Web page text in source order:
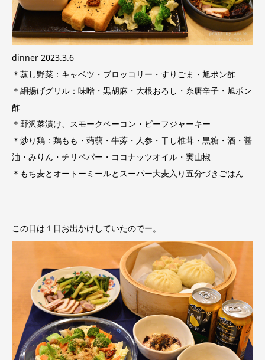
dinner 2023.3.6
＊蒸し野菜：キャベツ・ブロッコリー・すりごま・旭ポン酢
＊絹揚げグリル：味噌・黒胡麻・大根おろし・糸唐辛子・旭ポン
酢
＊野沢菜漬け、スモークベーコン・ビーフジャーキー
＊炒り鶏：鶏もも・蒟蒻・牛蒡・人参・干し椎茸・黒糖・酒・醤
油・みりん・チリペパー・ココナッツオイル・実山椒
＊もち麦とオートーミールとスーパー大麦入り五分づきごはん
この日は１日お出かけしていたのでー。